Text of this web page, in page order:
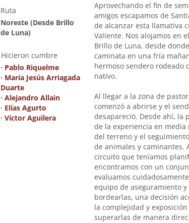
Ruta
Noreste (Desde Brillo
de Luna)
Hicieron cumbre
∙ Pablo Riquelme
∙ María Jesús Arriagada
Duarte
∙ Alejandro Allain
∙ Elías Agurto
∙ Víctor Aguilera
Aprovechando el fin de
amigos escapamos de
de alcanzar esta llamativa
Valiente. Nos alojamos en
Brillo de Luna, desde
caminata en una fría
hermoso sendero rodeado
nativo.
Al llegar a la zona de
comenzó a abrirse y el
desapareció. Desde ahí, la
de la experiencia en
del terreno y el
de animales y caminantes.
circuito que teníamos
encontramos con un
evaluamos
equipo de aseguramiento
bordearlas, una decisión
la complejidad y
superarlas de manera